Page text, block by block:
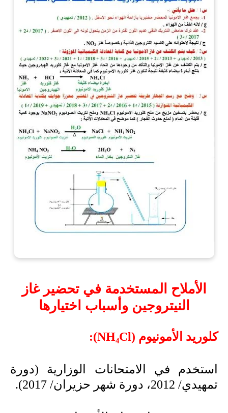
الأملاح المستخدمة في تحضير غاز
النيتروجين وأسباب اختيارها
كلوريد الأمونيوم (NH₄Cl
):
استخدم في الامتحانات الوزارية (دورة
تمهيدي/ 2012، دورة شهر حزيران/ 2017).